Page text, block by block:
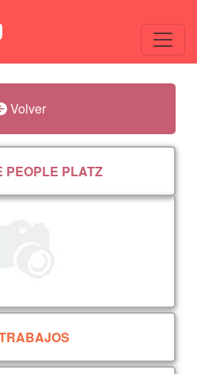
Volver
PEOPLE PLATZ